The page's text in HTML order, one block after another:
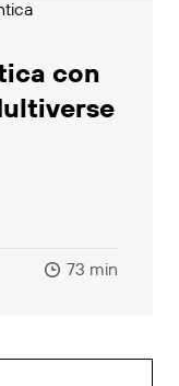
con
73 min